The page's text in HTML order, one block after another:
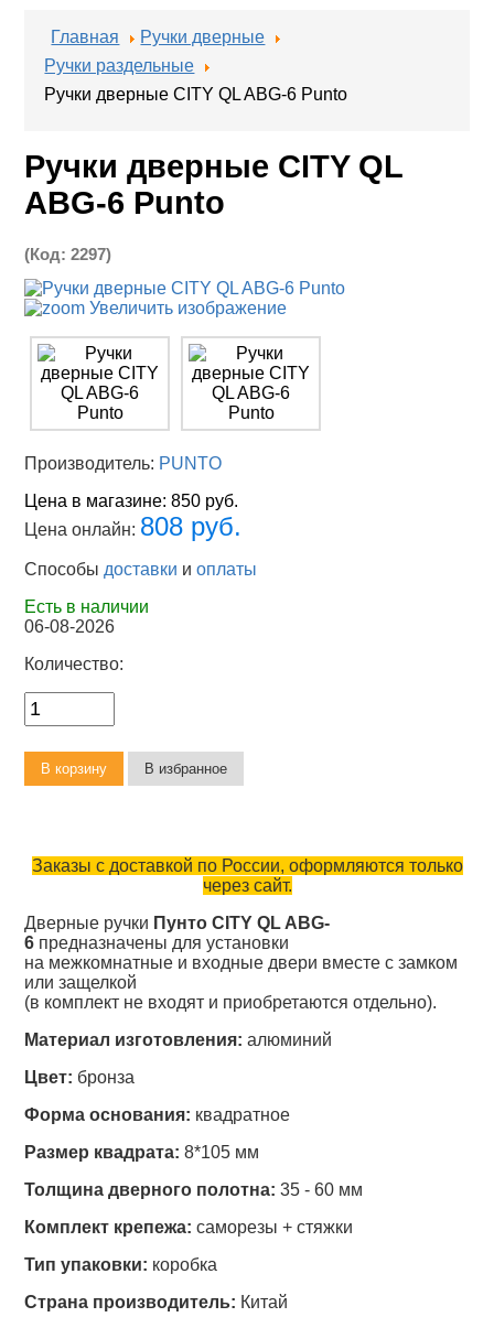
Главная
Ручки дверные
Ручки раздельные
Ручки дверные CITY QL ABG-6 Punto
Ручки дверные CITY QL
ABG-6 Punto
(Код:2297)
Увеличить изображение
Производитель: PUNTO
Цена в магазине:850 руб.
Цена онлайн: 808 руб.
Способы доставки иоплаты
Есть в наличии
06-08-2026
Количество:
Заказы с доставкой по России, оформляются только
через сайт.
Дверные ручки Пунто CITY QL ABG-
6 предназначены для установки
на межкомнатные и входные двери вместе с замком
или защелкой
(в комплект не входят и приобретаются отдельно).
Материал изготовления: алюминий
Цвет: бронза
Форма основания: квадратное
Размер квадрата: 8*105 мм
Толщина дверного полотна: 35 - 60 мм
Комплект крепежа: саморезы + стяжки
Тип упаковки: коробка
Страна производитель: Китай